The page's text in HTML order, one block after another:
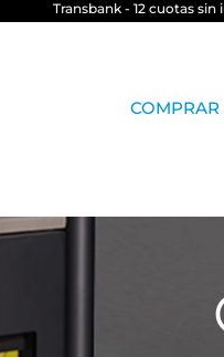
Transbank - 12 cuotas sin
COMPRAR